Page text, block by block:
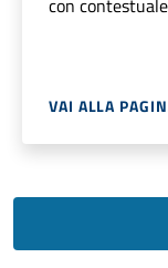
con
VAI ALLA